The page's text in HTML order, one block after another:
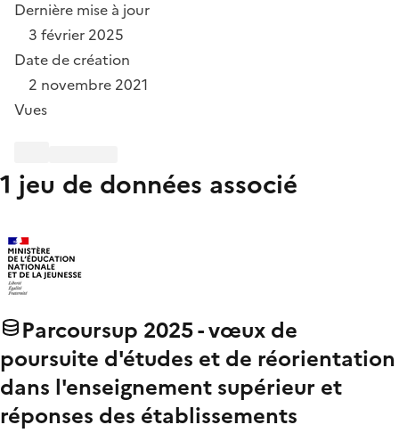
Dernière mise à jour
3 février 2025
Date de création
2 novembre 2021
Vues
1 jeu de données associé
Parcoursup 2025 - vœux de
poursuite d'études et de réorientation
dans l'enseignement supérieur et
réponses des établissements